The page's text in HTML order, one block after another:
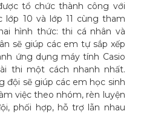
tổ chức thành công với
lớp 10 và lớp 11 cùng tham
hình thức: thi cá nhân và
sẽ giúp các em tự sắp xếp
ứng dụng máy tính Casio
thi một cách nhanh nhất.
đội sẽ giúp các em học sinh
việc theo nhóm, rèn luyện
phối hợp, hỗ trợ lẫn nhau